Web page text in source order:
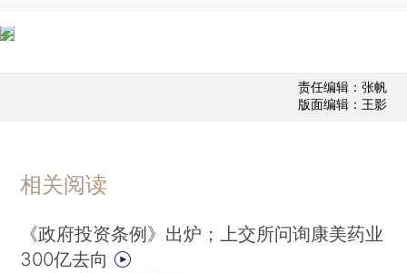
责任编辑：张帆
版面编辑：王影
相关阅读
《政府投资条例》出炉；上交所问询康美药业
300亿去向